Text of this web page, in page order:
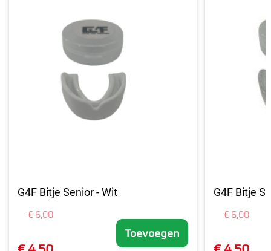
G4F Bitje Senior - Wit
€ 6,00
Toevoegen
G4F Bitje
€ 6,00